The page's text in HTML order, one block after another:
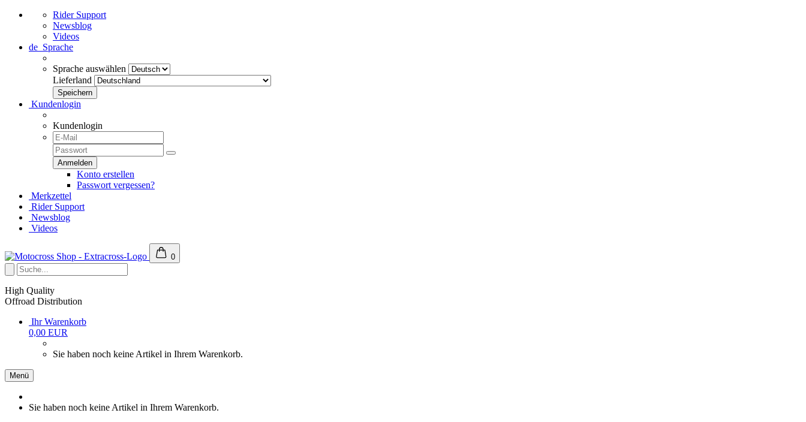
Rider Support
Newsblog
Videos
de Sprache
Sprache auswählen
Lieferland
Kundenlogin
Kundenlogin
Konto erstellen
Passwort vergessen?
Merkzettel
Rider Support
Newsblog
Videos
0
High Quality
Offroad Distribution
Ihr Warenkorb
0,00 EUR
Sie haben noch keine Artikel in Ihrem Warenkorb.
Menü
Sie haben noch keine Artikel in Ihrem Warenkorb.